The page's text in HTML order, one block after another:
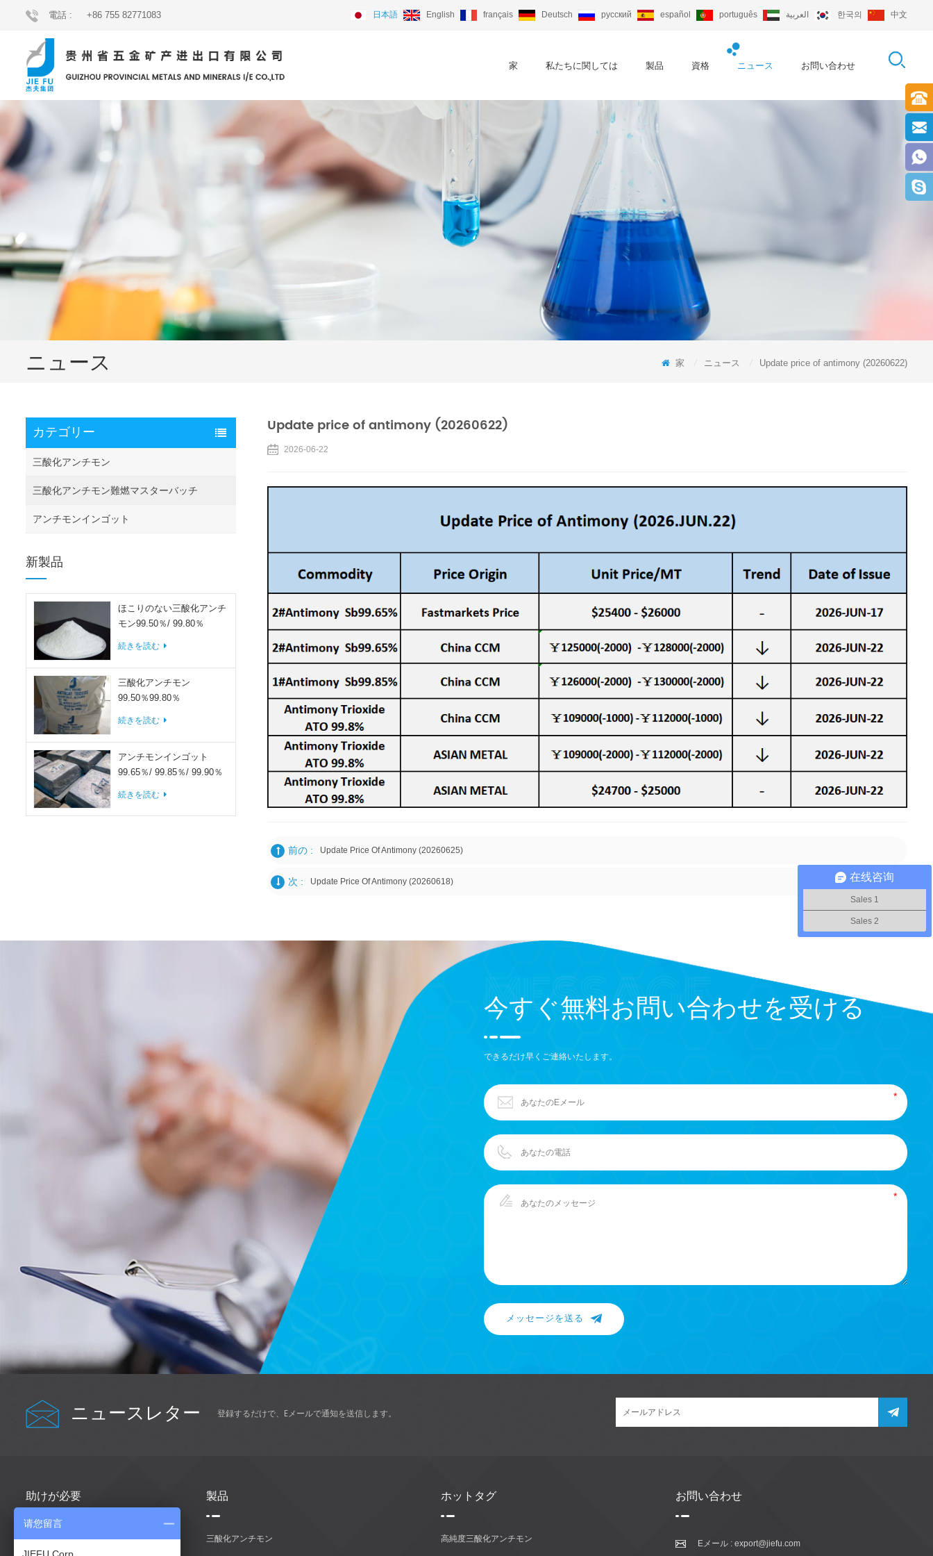
電話 : +86 755 82771083 日本語 English français Deutsch русский español português العربية 한국의 中文
家 私たちに関しては 製品 資格 ニュース お問い合わせ
ニュース 家 ニュース Update price of antimony (20260622)
カテゴリー
三酸化アンチモン
三酸化アンチモン難燃マスターバッチ
アンチモンインゴット
新製品
ほこりのない三酸化アンチ
モン99.50％/ 99.80％
続きを読む
三酸化アンチモン
99.50％99.80％
続きを読む
アンチモンインゴット
99.65％/ 99.85％/ 99.90％
続きを読む
Update price of antimony (20260622)
2026-06-22
前の : Update Price Of Antimony (20260625)
次 : Update Price Of Antimony (20260618)
今すぐ無料お問い合わせを受ける
できるだけ早くご連絡いたします。
メッセージを送る
ニュースレター 登録するだけで、Eメールで通知を送信します。
助けが必要
家
製品
三酸化アンチモン
ホットタグ
高純度三酸化アンチモン
お問い合わせ
Eメール : export@jiefu.com
在线咨询
Sales 1
Sales 2
请您留言